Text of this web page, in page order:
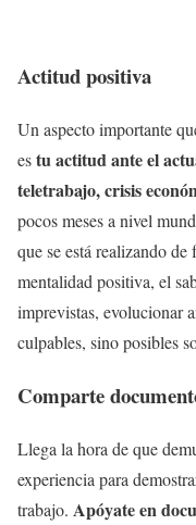
Actitud positiva
Un aspecto importante
estu actitud ante el
teletrabajo, crisis
pocos meses a nivel
que se está realizando
mentalidad positiva, el
imprevistas, evolucionar
culpables, sino posibles
Comparte
Llega la hora de que
experiencia para
trabajo. Apóyate en